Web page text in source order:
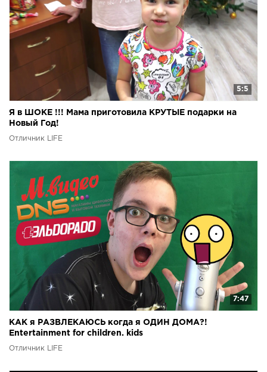
5:5
Я в ШОКЕ !!! Мама приготовила КРУТЫЕ подарки на
Новый Год!
Отличник LIFE
7:47
КАК я РАЗВЛЕКАЮСЬ когда я ОДИН ДОМА?!
Entertainment for children. kids
Отличник LIFE